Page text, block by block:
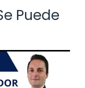
Puede